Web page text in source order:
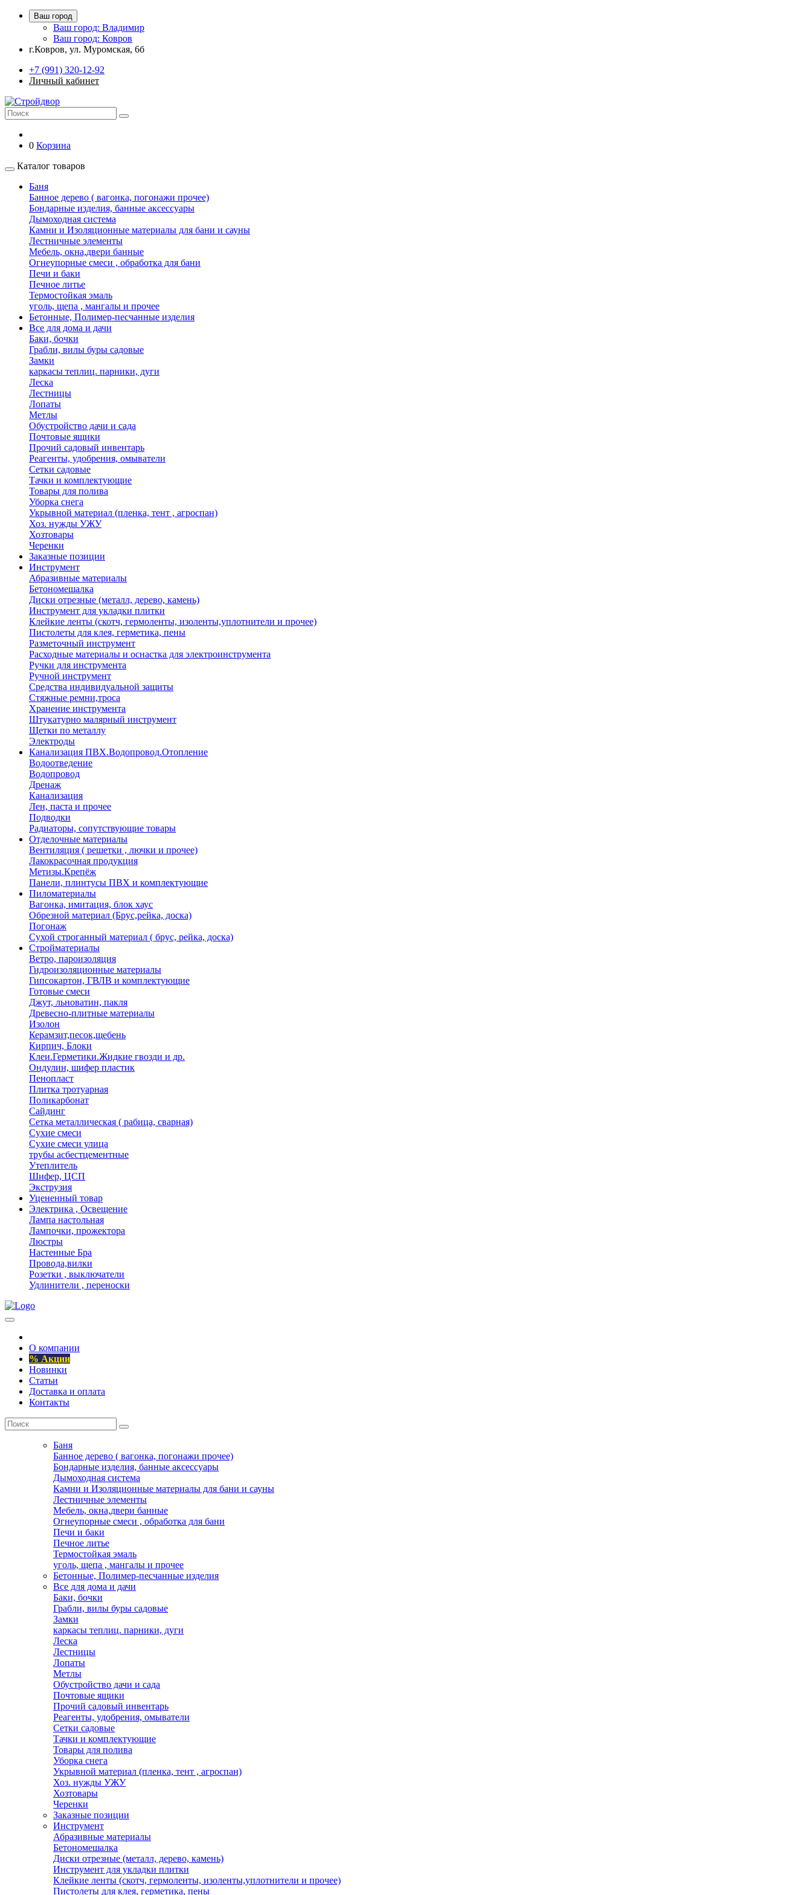
Ваш город
Ваш город: Владимир
Ваш город: Ковров
г.Ковров, ул. Муромская, 6б
+7 (991) 320-12-92
Личный кабинет
0 Корзина
Каталог товаров
Баня
Банное дерево ( вагонка, погонажи прочее)
Бондарные изделия, банные аксессуары
Дымоходная система
Камни и Изоляционные материалы для бани и сауны
Лестничные элементы
Мебель, окна,двери банные
Огнеупорные смеси , обработка для бани
Печи и баки
Печное литье
Термостойкая эмаль
уголь, щепа , мангалы и прочее
Бетонные, Полимер-песчанные изделия
Все для дома и дачи
Баки, бочки
Грабли, вилы буры садовые
Замки
каркасы теплиц. парники, дуги
Леска
Лестницы
Лопаты
Метлы
Обустройство дачи и сада
Почтовые ящики
Прочий садовый инвентарь
Реагенты, удобрения, омыватели
Сетки садовые
Тачки и комплектующие
Товары для полива
Уборка снега
Укрывной материал (пленка, тент , агроспан)
Хоз. нужды УЖУ
Хозтовары
Черенки
Заказные позиции
Инструмент
Абразивные материалы
Бетономешалка
Диски отрезные (металл, дерево, камень)
Инструмент для укладки плитки
Клейкие ленты (скотч, гермоленты, изоленты,уплотнители и прочее)
Пистолеты для клея, герметика, пены
Разметочный инструмент
Расходные материалы и оснастка для электроинструмента
Ручки для инструмента
Ручной инструмент
Средства индивидуальной защиты
Стяжные ремни,троса
Хранение инструмента
Штукатурно малярный инструмент
Щетки по металлу
Электроды
Канализация ПВХ.Водопровод.Отопление
Водоотведение
Водопровод
Дренаж
Канализация
Лен, паста и прочее
Подводки
Радиаторы, сопутствующие товары
Отделочные материалы
Вентиляция ( решетки , лючки и прочее)
Лакокрасочная продукция
Метизы.Крепёж
Панели, плинтусы ПВХ и комплектующие
Пиломатериалы
Вагонка, имитация, блок хаус
Обрезной материал (Брус,рейка, доска)
Погонаж
Сухой строганный материал ( брус, рейка, доска)
Стройматериалы
Ветро, пароизоляция
Гидроизоляционные материалы
Гипсокартон, ГВЛВ и комплектующие
Готовые смеси
Джут, льноватин, пакля
Древесно-плитные материалы
Изолон
Керамзит,песок,щебень
Кирпич, Блоки
Клеи.Герметики.Жидкие гвозди и др.
Ондулин, шифер пластик
Пенопласт
Плитка тротуарная
Поликарбонат
Сайдинг
Сетка металлическая ( рабица, сварная)
Сухие смеси
Сухие смеси улица
трубы асбестцементные
Утеплитель
Шифер, ЦСП
Экструзия
Уцененный товар
Электрика , Освещение
Лампа настольная
Лампочки, прожектора
Люстры
Настенные Бра
Провода,вилки
Розетки , выключатели
Удлинители , переноски
О компании
% Акции
Новинки
Статьи
Доставка и оплата
Контакты
Баня
Банное дерево ( вагонка, погонажи прочее)
Бондарные изделия, банные аксессуары
Дымоходная система
Камни и Изоляционные материалы для бани и сауны
Лестничные элементы
Мебель, окна,двери банные
Огнеупорные смеси , обработка для бани
Печи и баки
Печное литье
Термостойкая эмаль
уголь, щепа , мангалы и прочее
Бетонные, Полимер-песчанные изделия
Все для дома и дачи
Баки, бочки
Грабли, вилы буры садовые
Замки
каркасы теплиц. парники, дуги
Леска
Лестницы
Лопаты
Метлы
Обустройство дачи и сада
Почтовые ящики
Прочий садовый инвентарь
Реагенты, удобрения, омыватели
Сетки садовые
Тачки и комплектующие
Товары для полива
Уборка снега
Укрывной материал (пленка, тент , агроспан)
Хоз. нужды УЖУ
Хозтовары
Черенки
Заказные позиции
Инструмент
Абразивные материалы
Бетономешалка
Диски отрезные (металл, дерево, камень)
Инструмент для укладки плитки
Клейкие ленты (скотч, гермоленты, изоленты,уплотнители и прочее)
Пистолеты для клея, герметика, пены